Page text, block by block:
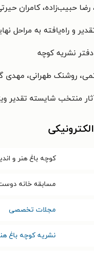
رضا حبیب‌زاده، کامران
و راه‌یافته به مراحل
نشریه کوچه
روشنک طهرانی، مهدی
منتخب شایسته تقدیر
کوچه باغ هنر و اندیشه ـ
مسابقه خانه
مجلات تخصصی
نشریه کوچه باغ